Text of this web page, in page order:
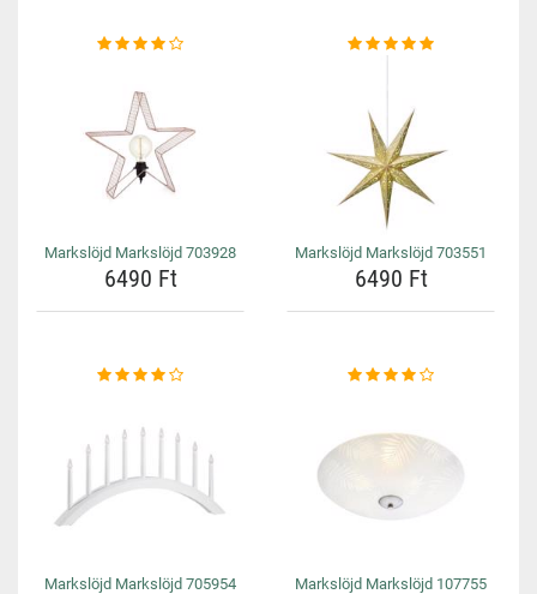
Markslöjd Markslöjd 703928
6490 Ft
Markslöjd Markslöjd 703551
6490 Ft
Markslöjd Markslöjd 705954 Markslöjd Markslöjd 107755